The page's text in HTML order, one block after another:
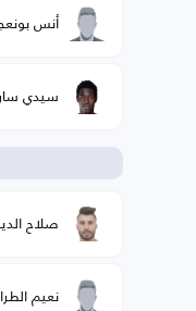
أنس
سيدي
صلاح
نعيم